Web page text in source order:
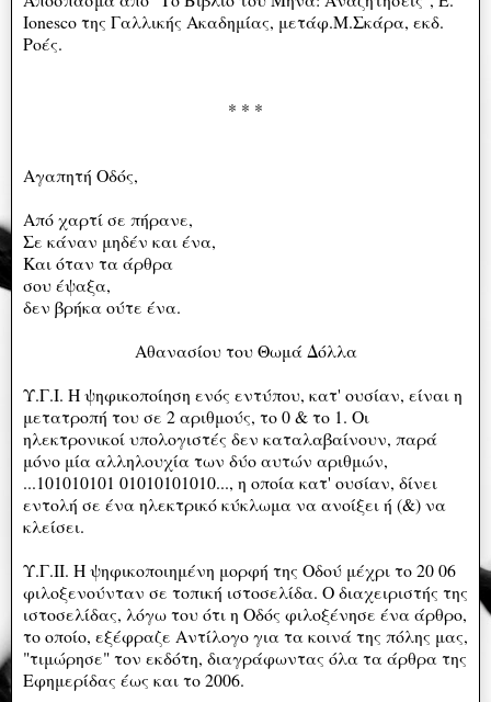
Ionesco της Γαλλικής Ακαδημίας, μετάφ.Μ.Σκάρα, εκδ.
Ροές.
* * *
Αγαπητή Οδός,
Από χαρτί σε πήρανε,
Σε κάναν μηδέν και ένα,
Και όταν τα άρθρα
σου έψαξα,
δεν βρήκα ούτε ένα.
Αθανασίου του Θωμά Δόλλα
Υ.Γ.Ι. Η ψηφικοποίηση ενός εντύπου, κατ' ουσίαν, είναι η
μετατροπή του σε 2 αριθμούς, το 0 & το 1. Οι
ηλεκτρονικοί υπολογιστές δεν καταλαβαίνουν, παρά
μόνο μία αλληλουχία των δύο αυτών αριθμών,
...101010101 01010101010..., η οποία κατ' ουσίαν, δίνει
εντολή σε ένα ηλεκτρικό κύκλωμα να ανοίξει ή (&) να
κλείσει.
Υ.Γ.ΙΙ. Η ψηφικοποιημένη μορφή της Οδού μέχρι το 20 06
φιλοξενούνταν σε τοπική ιστοσελίδα. Ο διαχειριστής της
ιστοσελίδας, λόγω του ότι η Οδός φιλοξένησε ένα άρθρο,
το οποίο, εξέφραζε Αντίλογο για τα κοινά της πόλης μας,
"τιμώρησε" τον εκδότη, διαγράφωντας όλα τα άρθρα της
Εφημερίδας έως και το 2006.